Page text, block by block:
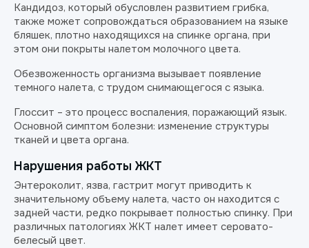
Кандидоз, который обусловлен развитием грибка,
также может сопровождаться образованием на языке
бляшек, плотно находящихся на спинке органа, при
этом они покрыты налетом молочного цвета.
Обезвоженность организма вызывает появление
темного налета, с трудом снимающегося с языка.
Глоссит – это процесс воспаления, поражающий язык.
Основной симптом болезни: изменение структуры
тканей и цвета органа.
Нарушения работы ЖКТ
Энтероколит, язва, гастрит могут приводить к
значительному объему налета, часто он находится с
задней части, редко покрывает полностью спинку. При
различных патологиях ЖКТ налет имеет серовато-
белесый цвет.